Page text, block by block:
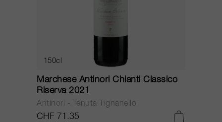
150cl
Marchese Antinori Chianti Classico
Riserva 2021
Antinori - Tenuta Tignanello
CHF 71.35